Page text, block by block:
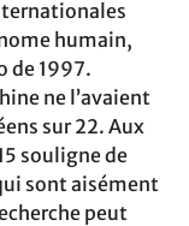
humain,
de 1997.
ne l’avaient
sur 22. Aux
souligne de
sont aisément
peut